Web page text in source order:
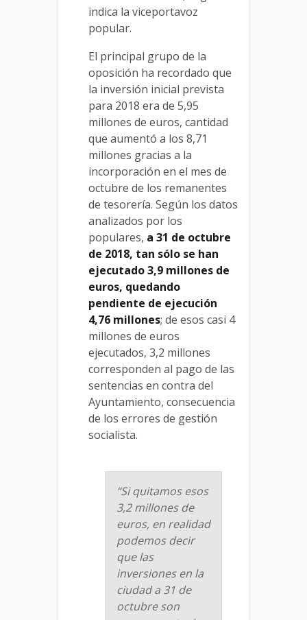
indica la viceportavoz
popular.
El principal grupo de la
oposición ha recordado que
la inversión inicial prevista
para 2018 era de 5,95
millones de euros, cantidad
que aumentó a los 8,71
millones gracias a la
incorporación en el mes de
octubre de los remanentes
de tesorería. Según los datos
analizados por los
populares, a 31 de octubre
de 2018, tan sólo se han
ejecutado 3,9 millones de
euros, quedando
pendiente de ejecución
4,76 millones; de esos casi 4
millones de euros
ejecutados, 3,2 millones
corresponden al pago de las
sentencias en contra del
Ayuntamiento, consecuencia
de los errores de gestión
socialista.
“Si quitamos esos
3,2 millones de
euros, en realidad
podemos decir
que las
inversiones en la
ciudad a 31 de
octubre son